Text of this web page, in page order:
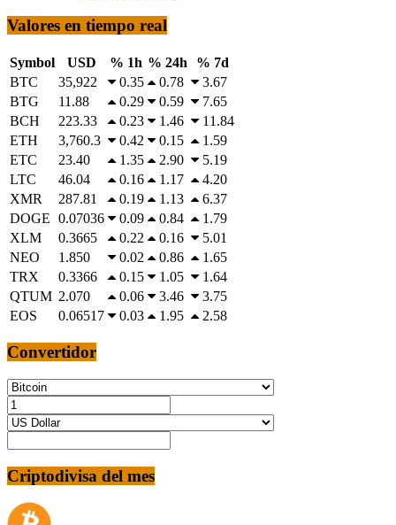
Valores en tiempo real
Symbol USD % 1h % 24h
% 7d
BTC
35,922 0.35 0.78
3.67
BTG
11.88 0.29 0.59
7.65
BCH
223.33 0.23 1.46
11.84
ETH
3,760.3 0.42 0.15
1.59
ETC
23.40 1.35 2.90
5.19
LTC
46.04 0.16 1.17
4.20
XMR
287.81 0.19 1.13
6.37
DOGE 0.07036 0.09 0.84
1.79
XLM
0.3665 0.22 0.16
5.01
NEO
1.850 0.02 0.86
1.65
TRX
0.3366 0.15 1.05
1.64
QTUM 2.070 0.06 3.46
3.75
EOS
0.06517 0.03 1.95 2.58
Convertidor
Criptodivisa del mes